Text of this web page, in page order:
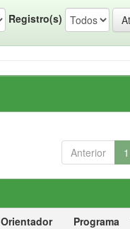
Registro(s)
Anterior 1
Orientador Programa